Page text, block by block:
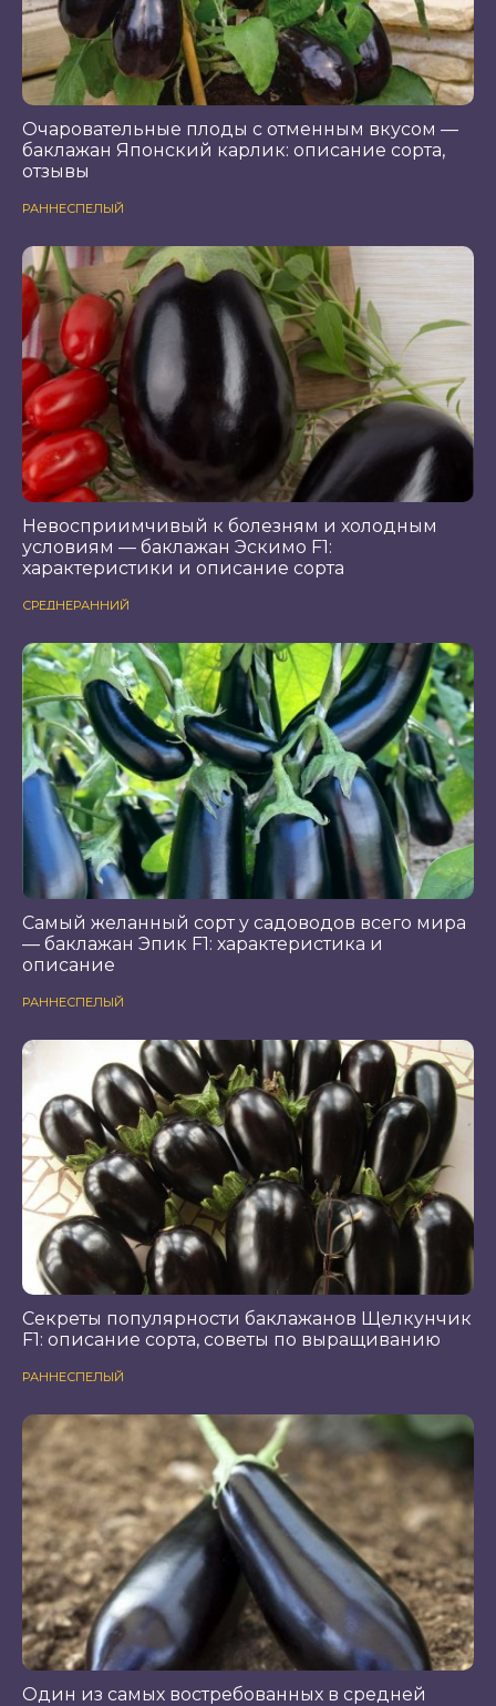
Очаровательные плоды с отменным вкусом —
баклажан Японский карлик: описание сорта,
отзывы
РАННЕСПЕЛЫЙ
Невосприимчивый к болезням и холодным
условиям — баклажан Эскимо F1:
характеристики и описание сорта
СРЕДНЕРАННИЙ
Самый желанный сорт у садоводов всего мира
— баклажан Эпик F1: характеристика и
описание
РАННЕСПЕЛЫЙ
Секреты популярности баклажанов Щелкунчик
F1: описание сорта, советы по выращиванию
РАННЕСПЕЛЫЙ
Один из самых востребованных в средней